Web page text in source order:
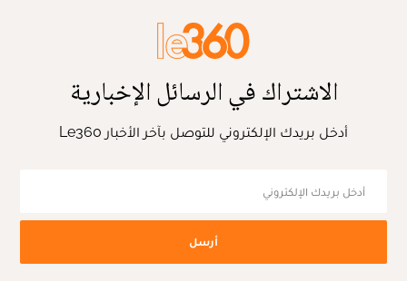
الاشتراك في الرسائل الإخبارية
أدخل بريدك الإلكتروني للتوصل بآخر الأخبار Le360
أرسل